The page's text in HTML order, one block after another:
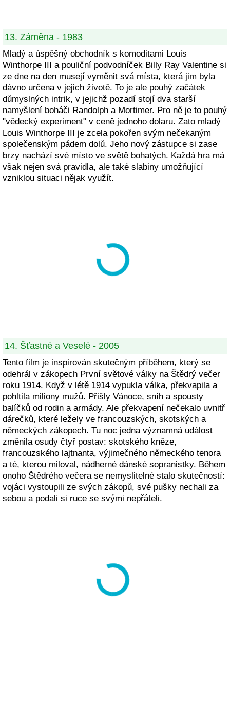
13. Záměna - 1983
Mladý a úspěšný obchodník s komoditami Louis
Winthorpe III a pouliční podvodníček Billy Ray Valentine si
ze dne na den musejí vyměnit svá místa, která jim byla
dávno určena v jejich životě. To je ale pouhý začátek
důmyslných intrik, v jejichž pozadí stojí dva starší
namyšlení boháči Randolph a Mortimer. Pro ně je to pouhý
"vědecký experiment" v ceně jednoho dolaru. Zato mladý
Louis Winthorpe III je zcela pokořen svým nečekaným
společenským pádem dolů. Jeho nový zástupce si zase
brzy nachází své místo ve světě bohatých. Každá hra má
však nejen svá pravidla, ale také slabiny umožňující
vzniklou situaci nějak využít.
14. Šťastné a Veselé - 2005
Tento film je inspirován skutečným příběhem, který se
odehrál v zákopech První světové války na Štědrý večer
roku 1914. Když v létě 1914 vypukla válka, překvapila a
pohltila miliony mužů. Přišly Vánoce, sníh a spousty
balíčků od rodin a armády. Ale překvapení nečekalo uvnitř
dárečků, které ležely ve francouzských, skotských a
německých zákopech. Tu noc jedna významná událost
změnila osudy čtyř postav: skotského kněze,
francouzského lajtnanta, výjimečného německého tenora
a té, kterou miloval, nádherné dánské sopranistky. Během
onoho Štědrého večera se nemyslitelné stalo skutečností:
vojáci vystoupili ze svých zákopů, své pušky nechali za
sebou a podali si ruce se svými nepřáteli.